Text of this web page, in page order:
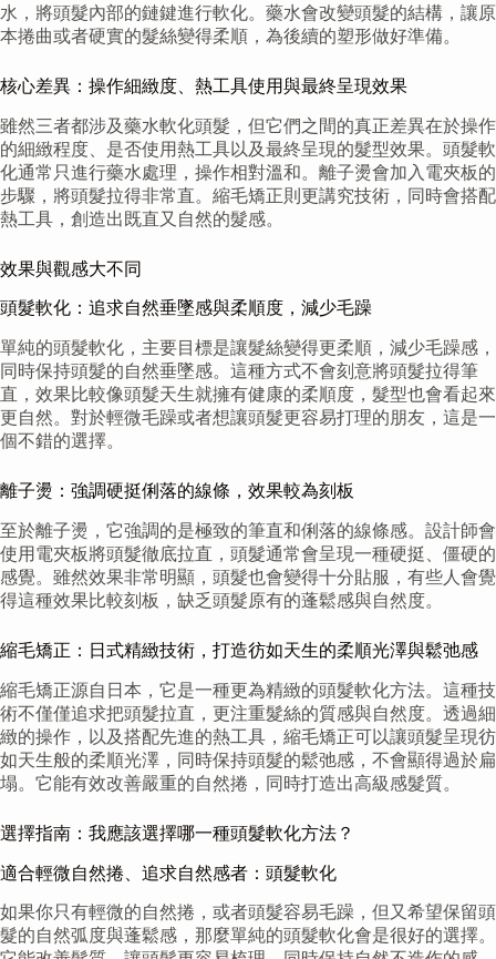
水，將頭髮內部的鏈鍵進行軟化。藥水會改變頭髮的結構，讓原
本捲曲或者硬實的髮絲變得柔順，為後續的塑形做好準備。
核心差異：操作細緻度、熱工具使用與最終呈現效果
雖然三者都涉及藥水軟化頭髮，但它們之間的真正差異在於操作
的細緻程度、是否使用熱工具以及最終呈現的髮型效果。頭髮軟
化通常只進行藥水處理，操作相對溫和。離子燙會加入電夾板的
步驟，將頭髮拉得非常直。縮毛矯正則更講究技術，同時會搭配
熱工具，創造出既直又自然的髮感。
效果與觀感大不同
頭髮軟化：追求自然垂墜感與柔順度，減少毛躁
單純的頭髮軟化，主要目標是讓髮絲變得更柔順，減少毛躁感，
同時保持頭髮的自然垂墜感。這種方式不會刻意將頭髮拉得筆
直，效果比較像頭髮天生就擁有健康的柔順度，髮型也會看起來
更自然。對於輕微毛躁或者想讓頭髮更容易打理的朋友，這是一
個不錯的選擇。
離子燙：強調硬挺俐落的線條，效果較為刻板
至於離子燙，它強調的是極致的筆直和俐落的線條感。設計師會
使用電夾板將頭髮徹底拉直，頭髮通常會呈現一種硬挺、僵硬的
感覺。雖然效果非常明顯，頭髮也會變得十分貼服，有些人會覺
得這種效果比較刻板，缺乏頭髮原有的蓬鬆感與自然度。
縮毛矯正：日式精緻技術，打造彷如天生的柔順光澤與鬆弛感
縮毛矯正源自日本，它是一種更為精緻的頭髮軟化方法。這種技
術不僅僅追求把頭髮拉直，更注重髮絲的質感與自然度。透過細
緻的操作，以及搭配先進的熱工具，縮毛矯正可以讓頭髮呈現彷
如天生般的柔順光澤，同時保持頭髮的鬆弛感，不會顯得過於扁
塌。它能有效改善嚴重的自然捲，同時打造出高級感髮質。
選擇指南：我應該選擇哪一種頭髮軟化方法？
適合輕微自然捲、追求自然感者：頭髮軟化
如果你只有輕微的自然捲，或者頭髮容易毛躁，但又希望保留頭
髮的自然弧度與蓬鬆感，那麼單純的頭髮軟化會是很好的選擇。